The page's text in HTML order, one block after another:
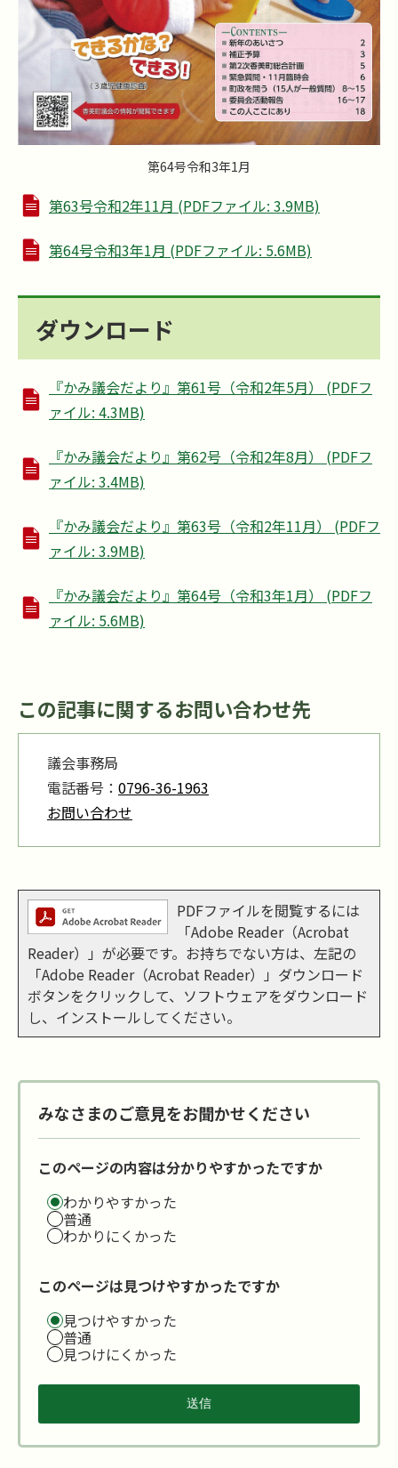
第64号令和3年1月
第63号令和2年11月 (PDFファイル: 3.9MB)
第64号令和3年1月 (PDFファイル: 5.6MB)
ダウンロード
『かみ議会だより』第61号（令和2年5月） (PDFフ
ァイル: 4.3MB)
『かみ議会だより』第62号（令和2年8月） (PDFフ
ァイル: 3.4MB)
『かみ議会だより』第63号（令和2年11月） (PDFフ
ァイル: 3.9MB)
『かみ議会だより』第64号（令和3年1月） (PDFフ
ァイル: 5.6MB)
この記事に関するお問い合わせ先
議会事務局
電話番号： 0796-36-1963
お問い合わせ
PDFファイルを閲覧するには
「Adobe Reader（Acrobat
Reader）」が必要です。お持ちでない方は、左記の
「Adobe Reader（Acrobat Reader）」ダウンロード
ボタンをクリックして、ソフトウェアをダウンロード
し、インストールしてください。
みなさまのご意見をお聞かせください
このページの内容は分かりやすかったですか
わかりやすかった
普通
わかりにくかった
このページは見つけやすかったですか
見つけやすかった
普通
見つけにくかった